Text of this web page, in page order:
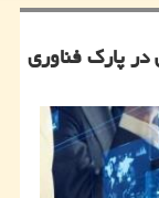
پارك فناوری